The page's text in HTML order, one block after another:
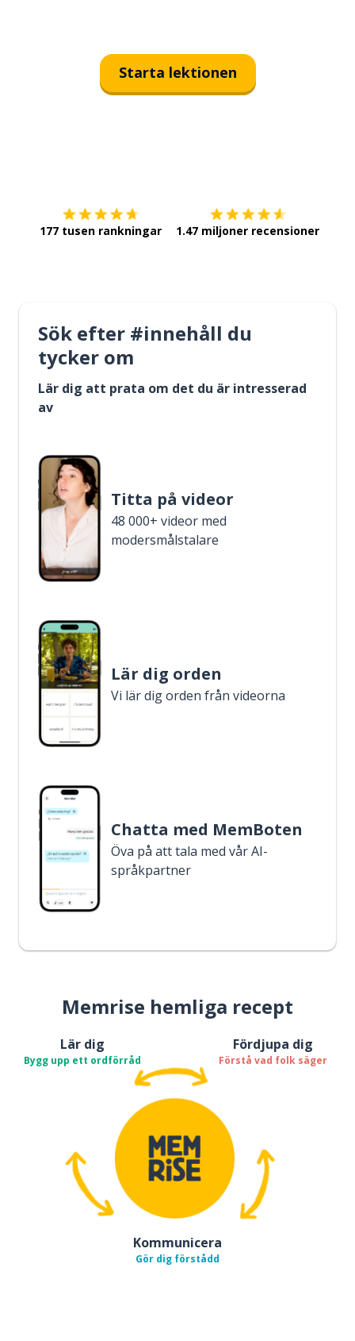
Starta lektionen
177 tusen rankningar 1.47 miljoner recensioner
Sök efter #innehåll du
tycker om
Lär dig att prata om det du är intresserad
av
Titta på videor
48 000+ videor med
modersmålstalare
Lär dig orden
Vi lär dig orden från videorna
Chatta med MemBoten
Öva på att tala med vår AI-
språkpartner
Memrise hemliga recept
Lär dig
Bygg upp ett ordförråd
Fördjupa dig
Förstå vad folk säger
Kommunicera
Gör dig förstådd